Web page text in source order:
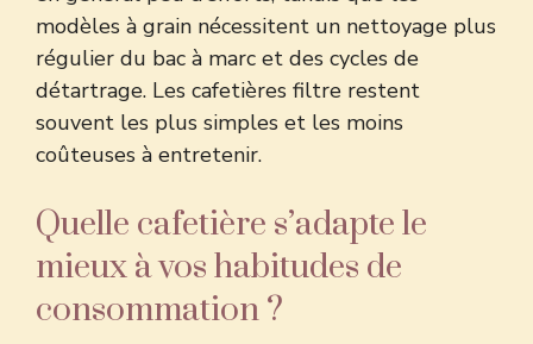
modèles à grain nécessitent un nettoyage plus
régulier du bac à marc et des cycles de
détartrage. Les cafetières filtre restent
souvent les plus simples et les moins
coûteuses à entretenir.
Quelle cafetière s’adapte le
mieux à vos habitudes de
consommation ?